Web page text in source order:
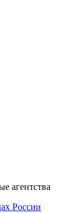
агентства
России